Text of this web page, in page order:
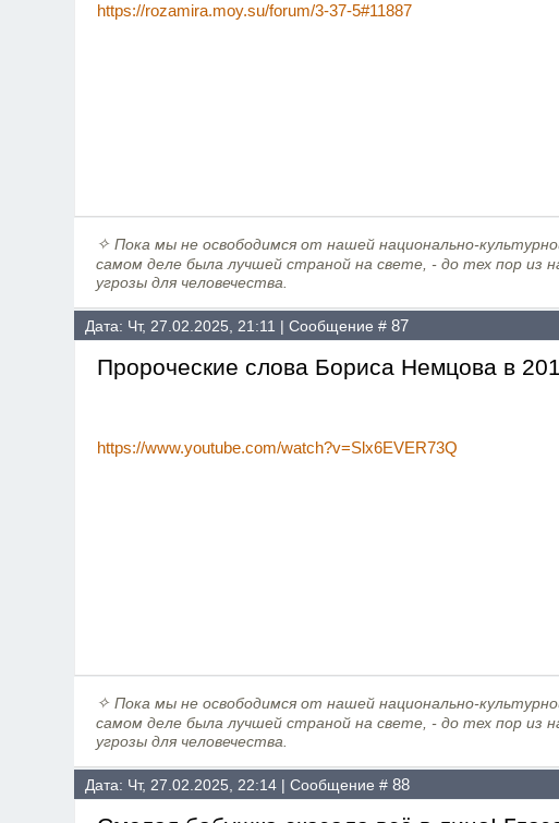
https://rozamira.moy.su/forum/3-37-5#11887
✧Пока мы не освободимся от нашей национально-
самом деле была лучшей страной на свете, - до тех пор из
угрозы для человечества.
Дата: Чт, 27.02.2025, 21:11 | Сообщение #87
Пророческие слова Бориса Немцова в
https://www.youtube.com/watch?v=Slx6EVER73Q
✧Пока мы не освободимся от нашей национально-
самом деле была лучшей страной на свете, - до тех пор из
угрозы для человечества.
Дата: Чт, 27.02.2025, 22:14 | Сообщение #88